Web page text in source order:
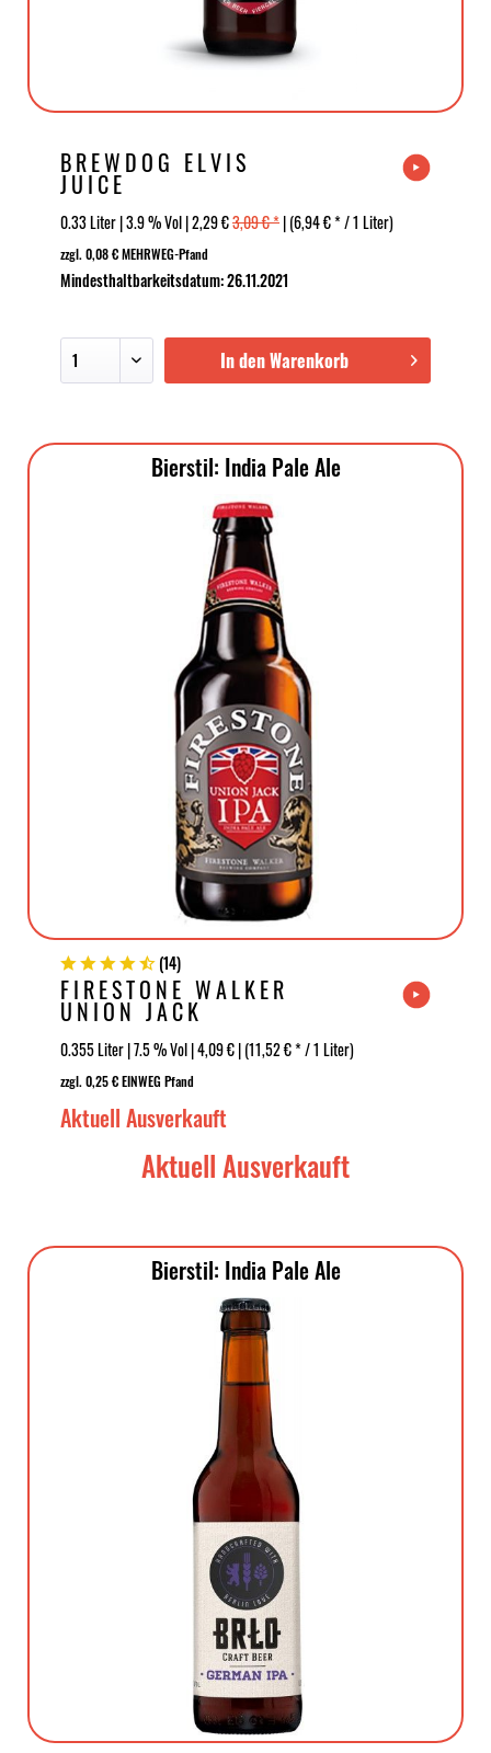
BREWDOG ELVIS
JUICE
0.33 Liter | 3.9 % Vol | 2,29 €3,09 € *| (6,94 € * / 1 Liter)
zzgl. 0,08 € MEHRWEG-Pfand
Mindesthaltbarkeitsdatum: 26.11.2021
In den Warenkorb
Bierstil: India Pale Ale
(14)
FIRESTONE WALKER
UNION JACK
0.355 Liter | 7.5 % Vol | 4,09 € | (11,52 € * / 1 Liter)
zzgl. 0,25 € EINWEG Pfand
Aktuell Ausverkauft
Aktuell Ausverkauft
Bierstil: India Pale Ale